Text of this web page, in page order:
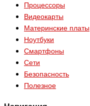
Процессоры
Видеокарты
Материнские платы
Ноутбуки
Смартфоны
Сети
Безопасность
Полезное